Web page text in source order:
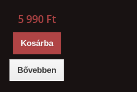
5 990 Ft‎
Kosárba
Bővebben